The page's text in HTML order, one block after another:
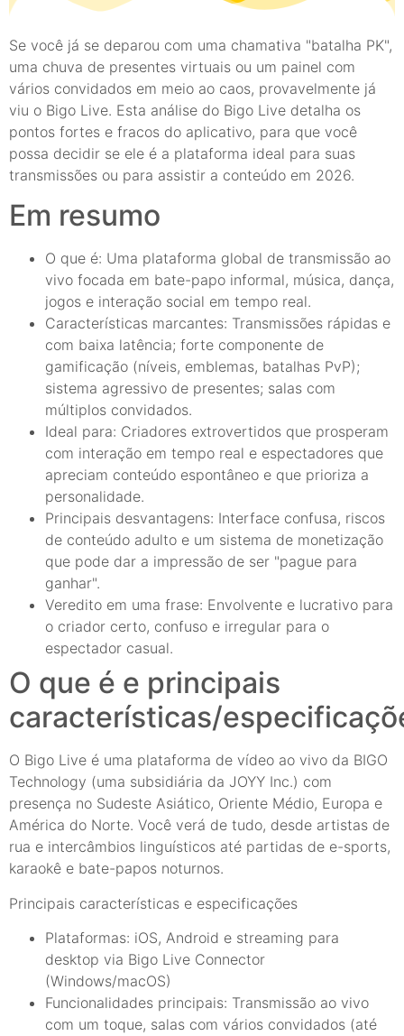
Se você já se deparou com uma chamativa "batalha PK",
uma chuva de presentes virtuais ou um painel com
vários convidados em meio ao caos, provavelmente já
viu o Bigo Live. Esta análise do Bigo Live detalha os
pontos fortes e fracos do aplicativo, para que você
possa decidir se ele é a plataforma ideal para suas
transmissões ou para assistir a conteúdo em 2026.
Em resumo
O que é: Uma plataforma global de transmissão ao
vivo focada em bate-papo informal, música, dança,
jogos e interação social em tempo real.
Características marcantes: Transmissões rápidas e
com baixa latência; forte componente de
gamificação (níveis, emblemas, batalhas PvP);
sistema agressivo de presentes; salas com
múltiplos convidados.
Ideal para: Criadores extrovertidos que prosperam
com interação em tempo real e espectadores que
apreciam conteúdo espontâneo e que prioriza a
personalidade.
Principais desvantagens: Interface confusa, riscos
de conteúdo adulto e um sistema de monetização
que pode dar a impressão de ser "pague para
ganhar".
Veredito em uma frase: Envolvente e lucrativo para
o criador certo, confuso e irregular para o
espectador casual.
O que é e principais
características/
O Bigo Live é uma plataforma de vídeo ao vivo da BIGO
Technology (uma subsidiária da JOYY Inc.) com
presença no Sudeste Asiático, Oriente Médio, Europa e
América do Norte. Você verá de tudo, desde artistas de
rua e intercâmbios linguísticos até partidas de e-sports,
karaokê e bate-papos noturnos.
Principais características e especificações
Plataformas: iOS, Android e streaming para
desktop via Bigo Live Connector
(Windows/macOS)
Funcionalidades principais: Transmissão ao vivo
com um toque, salas com vários convidados (até